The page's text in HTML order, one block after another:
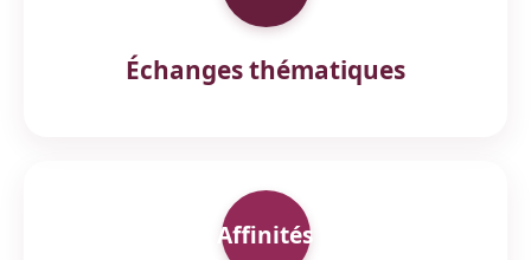
Échanges thématiques
Affinités